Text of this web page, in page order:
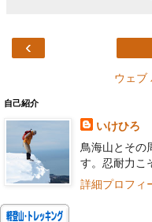
‹
ウェブ
自己紹介
いけひろ
鳥海山とその
す。忍耐力こ
詳細プロフィ